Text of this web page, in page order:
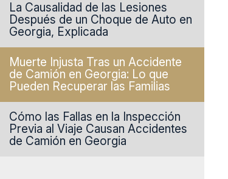
La Causalidad de las Lesiones
Después de un Choque de Auto en
Georgia, Explicada
Muerte Injusta Tras un Accidente
de Camión en Georgia: Lo que
Pueden Recuperar las Familias
Cómo las Fallas en la Inspección
Previa al Viaje Causan Accidentes
de Camión en Georgia